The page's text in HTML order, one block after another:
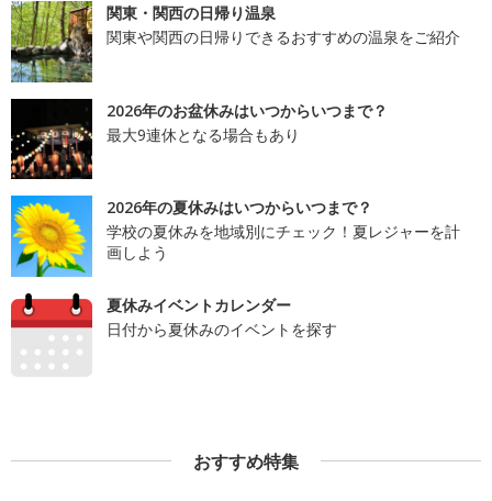
関東・関西の日帰り温泉
関東や関西の日帰りできるおすすめの温泉をご紹介
2026年のお盆休みはいつからいつまで？
最大9連休となる場合もあり
2026年の夏休みはいつからいつまで？
学校の夏休みを地域別にチェック！夏レジャーを計
画しよう
夏休みイベントカレンダー
日付から夏休みのイベントを探す
おすすめ特集